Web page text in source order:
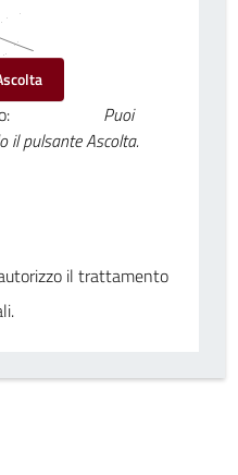
Puoi
il pulsante Ascolta.
il trattamento